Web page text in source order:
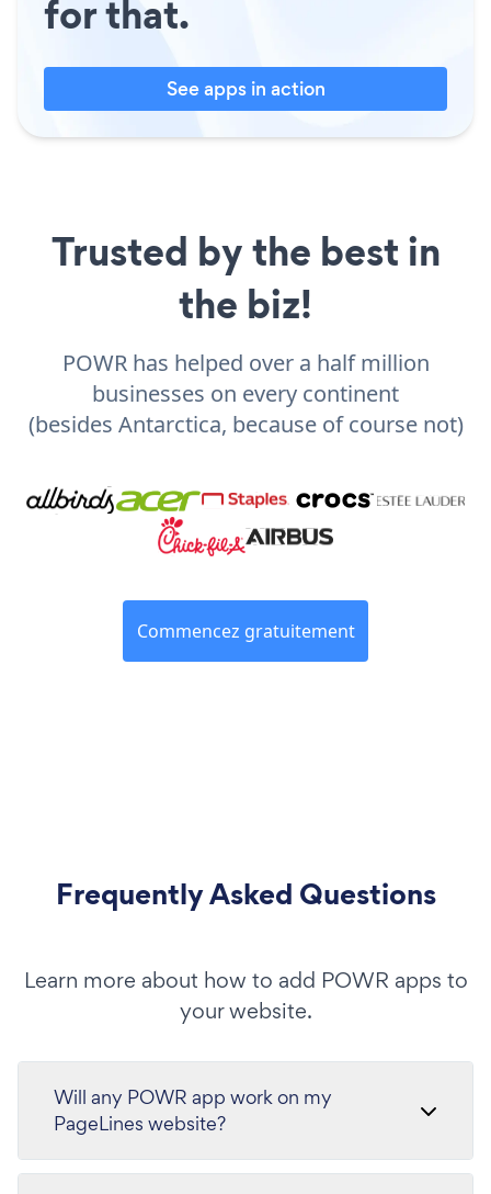
for that.
See apps in action
Trusted by the best in
the biz!
POWR has helped over a half million
businesses on every continent
(besides Antarctica, because of course not)
Commencez gratuitement
Frequently Asked Questions
Learn more about how to add POWR apps to
your website.
Will any POWR app work on my
PageLines website?